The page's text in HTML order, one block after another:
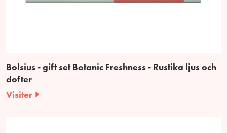
Bolsius - gift set Botanic Freshness - Rustika ljus och
dofter
Visiter